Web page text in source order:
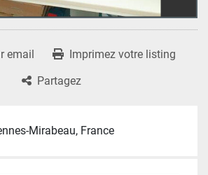
email
Imprimez votre listing
Partagez
Mirabeau, France